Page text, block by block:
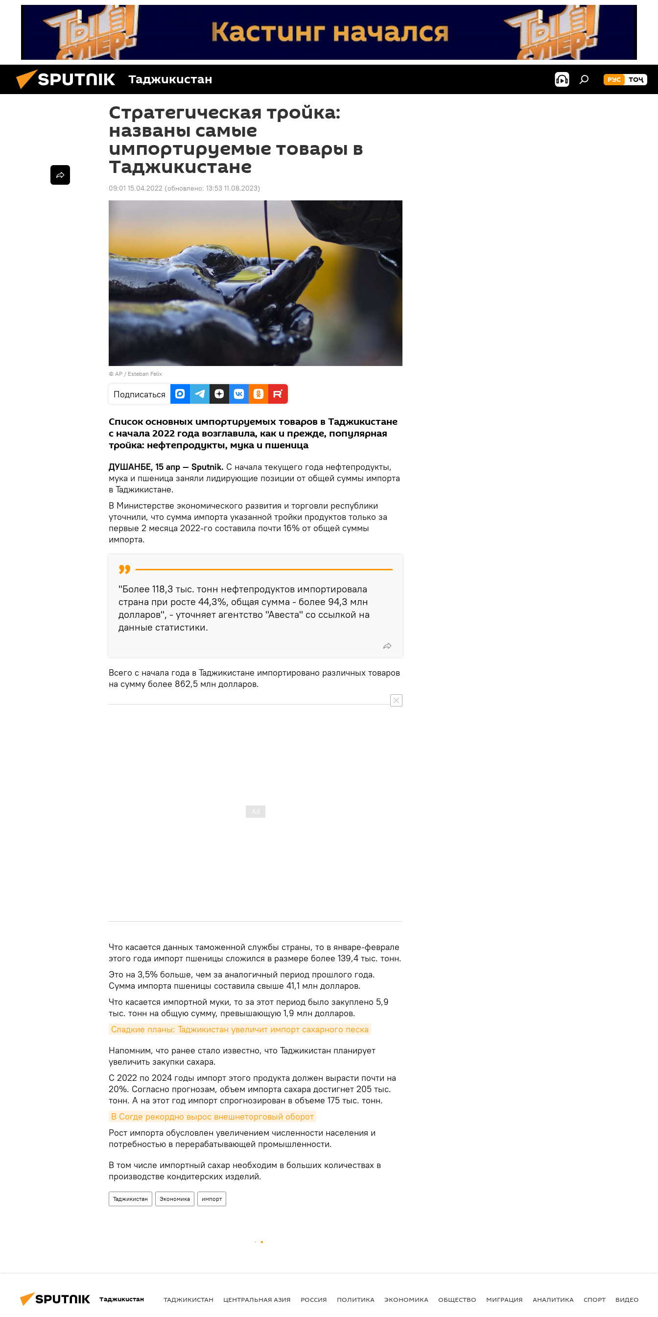
Таджикистан РУС ТОҶ
Стратегическая тройка:
названы самые
импортируемые товары в
Таджикистане
09:01 15.04.2022 (обновлено: 13:53 11.08.2023)
© AP / Esteban Felix
Подписаться
Список основных импортируемых товаров в Таджикистане
с начала 2022 года возглавила, как и прежде, популярная
тройка: нефтепродукты, мука и пшеница
ДУШАНБЕ, 15 апр — Sputnik. С начала текущего года нефтепродукты,
мука и пшеница заняли лидирующие позиции от общей суммы импорта
в Таджикистане.
В Министерстве экономического развития и торговли республики
уточнили, что сумма импорта указанной тройки продуктов только за
первые 2 месяца 2022-го составила почти 16% от общей суммы
импорта.
"Более 118,3 тыс. тонн нефтепродуктов импортировала
страна при росте 44,3%, общая сумма - более 94,3 млн
долларов", - уточняет агентство "Авеста" со ссылкой на
данные статистики.
Всего с начала года в Таджикистане импортировано различных товаров
на сумму более 862,5 млн долларов.
Что касается данных таможенной службы страны, то в январе-феврале
этого года импорт пшеницы сложился в размере более 139,4 тыс. тонн.
Это на 3,5% больше, чем за аналогичный период прошлого года.
Сумма импорта пшеницы составила свыше 41,1 млн долларов.
Что касается импортной муки, то за этот период было закуплено 5,9
тыс. тонн на общую сумму, превышающую 1,9 млн долларов.
Сладкие планы: Таджикистан увеличит импорт сахарного песка
Напомним, что ранее стало известно, что Таджикистан планирует
увеличить закупки сахара.
С 2022 по 2024 годы импорт этого продукта должен вырасти почти на
20%. Согласно прогнозам, объем импорта сахара достигнет 205 тыс.
тонн. А на этот год импорт спрогнозирован в объеме 175 тыс. тонн.
В Согде рекордно вырос внешнеторговый оборот
Рост импорта обусловлен увеличением численности населения и
потребностью в перерабатывающей промышленности.
В том числе импортный сахар необходим в больших количествах в
производстве кондитерских изделий.
Таджикистан Экономика импорт
Таджикистан ТАДЖИКИСТАН ЦЕНТРАЛЬНАЯ АЗИЯ РОССИЯ ПОЛИТИКА ЭКОНОМИКА ОБЩЕСТВО МИГРАЦИЯ АНАЛИТИКА СПОРТ ВИДЕО